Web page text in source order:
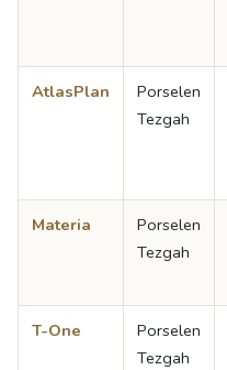
AtlasPlan
Porselen
Tezgah
Materia
Porselen
Tezgah
T-One
Porselen
Tezgah